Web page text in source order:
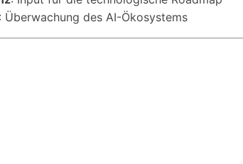
: Überwachung des AI-Ökosystems